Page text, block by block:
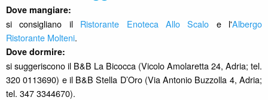
Dove mangiare:
si consigliano il Ristorante Enoteca Allo Scalo e l'Albergo
Ristorante Molteni.
Dove dormire:
si suggeriscono il B&B La Bicocca (Vicolo Amolaretta 24, Adria; tel.
320 0113690) e il B&B Stella D’Oro (Via Antonio Buzzolla 4, Adria;
tel. 347 3344670).